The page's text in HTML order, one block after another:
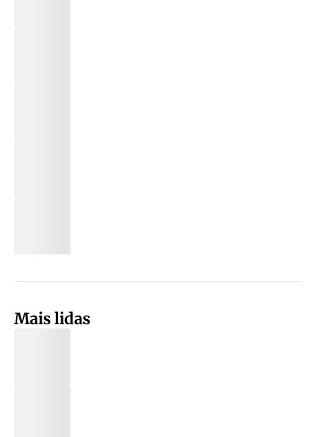
Mais lidas